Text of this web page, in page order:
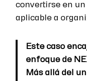
convertirse en
aplicable a
Este caso
enfoque de
Más allá del